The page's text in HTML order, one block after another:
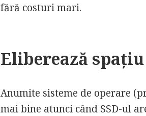
fără costuri mari.
Eliberează spațiu
Anumite sisteme de operare
mai bine atunci când SSD-ul